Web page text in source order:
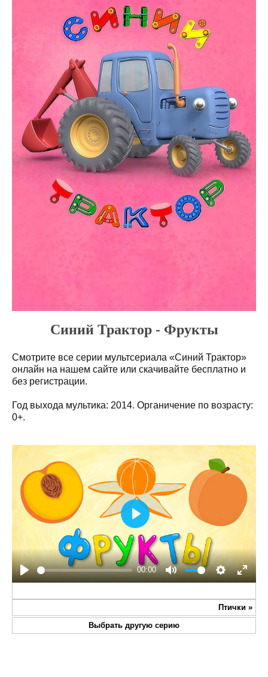
Синий Трактор - Фрукты
Смотрите все серии мультсериала «Синий Трактор»
онлайн на нашем сайте или скачивайте бесплатно и
без регистрации.
Год выхода мультика: 2014. Органичение по возрасту:
0+.
Play
00:00
Mute Settings
Enter
Play
Птички »
Выбрать другую серию